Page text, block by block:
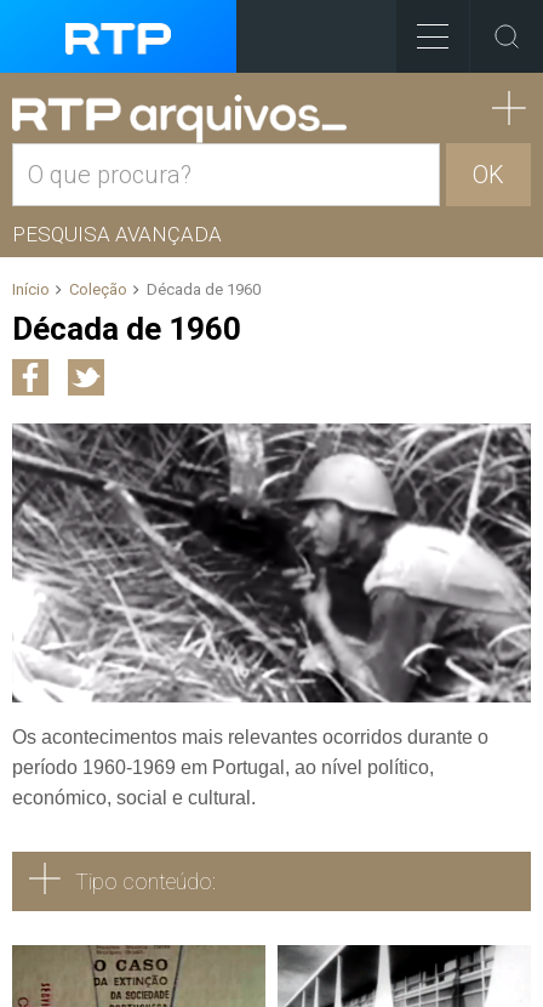
OK
PESQUISA AVANÇADA
Início Coleção Década de 1960
Década de 1960
Os acontecimentos mais relevantes ocorridos durante o
período 1960-1969 em Portugal, ao nível político,
económico, social e cultural.
Tipo conteúdo:
Todos Vídeo Áudio Fotografia